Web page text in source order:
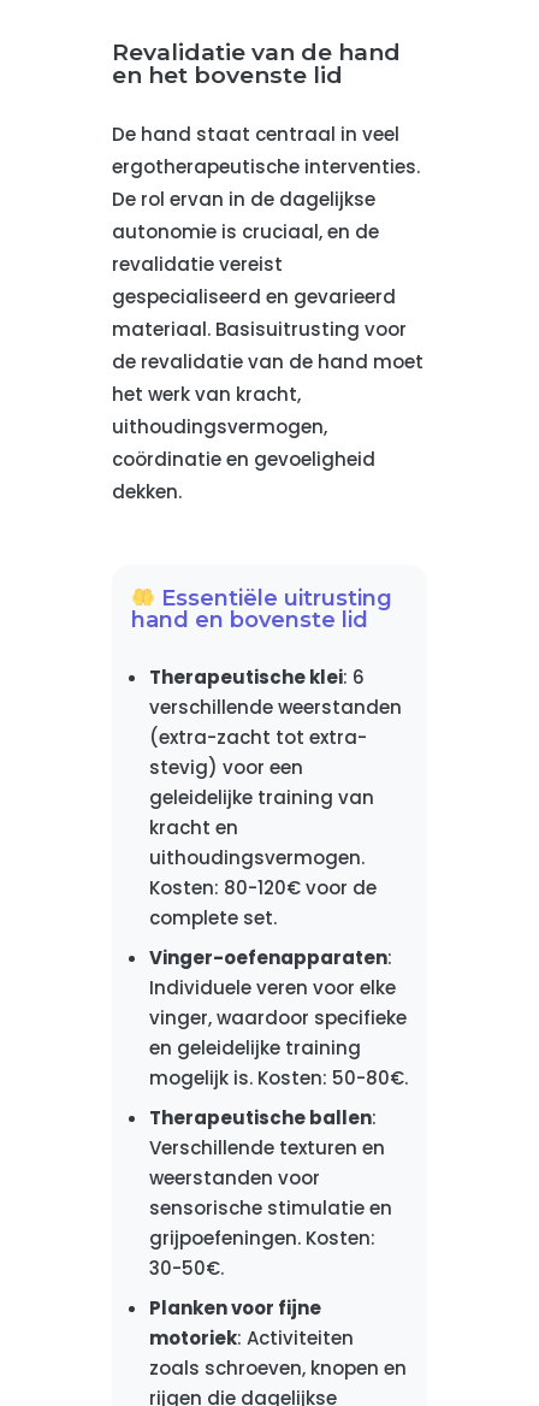
Revalidatie van de hand
en het bovenste lid
De hand staat centraal in veel
ergotherapeutische interventies.
De rol ervan in de dagelijkse
autonomie is cruciaal, en de
revalidatie vereist
gespecialiseerd en gevarieerd
materiaal. Basisuitrusting voor
de revalidatie van de hand moet
het werk van kracht,
uithoudingsvermogen,
coördinatie en gevoeligheid
dekken.
Essentiële uitrusting
hand en bovenste lid
Therapeutische klei: 6
verschillende weerstanden
(extra-zacht tot extra-
stevig) voor een
geleidelijke training van
kracht en
uithoudingsvermogen.
Kosten: 80-120€ voor de
complete set.
Vinger-oefenapparaten:
Individuele veren voor elke
vinger, waardoor specifieke
en geleidelijke training
mogelijk is. Kosten: 50-80€.
Therapeutische ballen:
Verschillende texturen en
weerstanden voor
sensorische stimulatie en
grijpoefeningen. Kosten:
30-50€.
Planken voor fijne
motoriek: Activiteiten
zoals schroeven, knopen en
rijgen die dagelijkse